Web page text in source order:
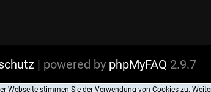
Webseite stimmen Sie der Verwendung von Cookies zu.
| powered by phpMyFAQ 2.9.7